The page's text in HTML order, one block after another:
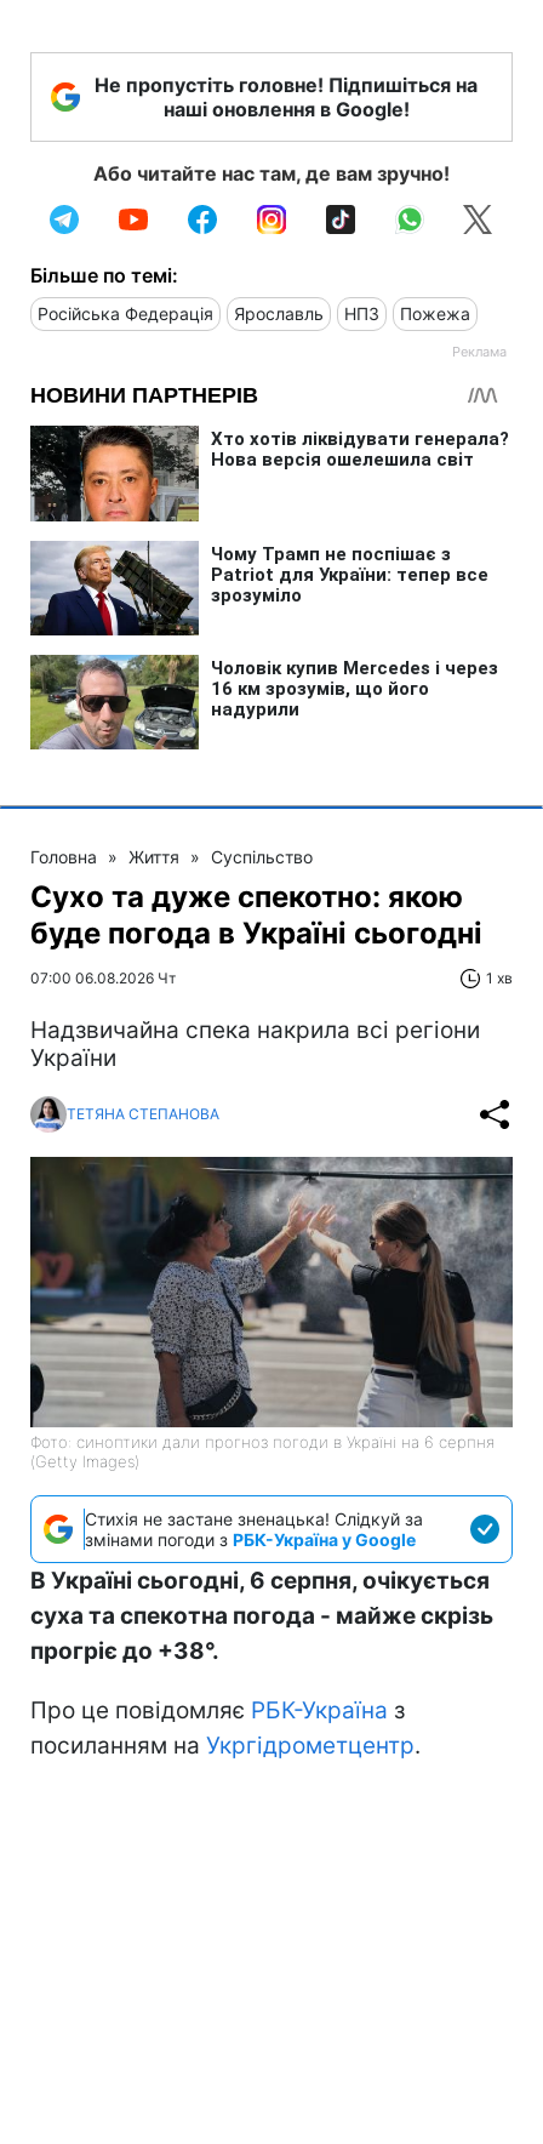
Не пропустіть головне! Підпишіться на
наші оновлення в Google!
Або читайте нас там, де вам зручно!
Більше по темі:
Російська Федерація Ярославль НПЗ Пожежа
Головна » Життя » Суспільство
Сухо та дуже спекотно: якою
буде погода в Україні сьогодні
07:00 06.08.2026 Чт 1 хв
Надзвичайна спека накрила всі регіони
України
ТЕТЯНА СТЕПАНОВА
Фото: синоптики дали прогноз погоди в Україні на 6 серпня
(Getty Images)
Стихія не застане зненацька! Слідкуй за
змінами погоди з РБК-Україна у Google
В Україні сьогодні, 6 серпня, очікується
суха та спекотна погода - майже скрізь
прогріє до +38°.
Про це повідомляє РБК-Україна з
посиланням на Укргідрометцентр.